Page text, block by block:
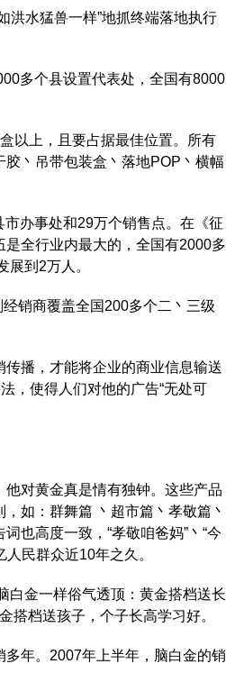
洪水猛兽一样”地抓终端落地执行
多个县设置代表处，全国有8000
以上，且要占据最佳位置。所有
丶吊带包装盒丶落地POP丶横幅
办事处和29万个销售点。在《征
全行业内最大的，全国有2000多
到2万人。
销商覆盖全国200多个二丶三级
播，才能将企业的商业信息输送
，使得人们对他的广告“无处可
对黄金真是情有独钟。这些产品
如：群舞篇 丶超市篇丶孝敬篇丶
也高度一致，“孝敬咱爸妈”丶“今
民群众近10年之久。
白金一样俗气透顶：黄金搭档送长
搭档送孩子，个子长高学习好。
年。2007年上半年，脑白金的销